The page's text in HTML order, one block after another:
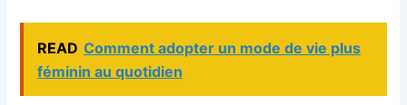
READ Comment adopter un mode de vie plus
féminin au quotidien